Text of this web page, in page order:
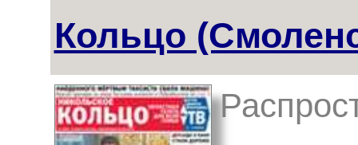
Кольцо